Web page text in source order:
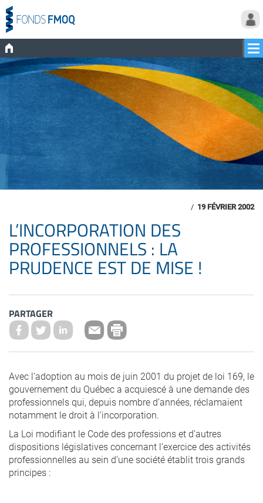
/ 19 FÉVRIER 2002
L’INCORPORATION DES
PROFESSIONNELS : LA
PRUDENCE EST DE MISE !
PARTAGER
Avec l’adoption au mois de juin 2001 du projet de loi 169, le
gouvernement du Québec a acquiescé à une demande des
professionnels qui, depuis nombre d’années, réclamaient
notamment le droit à l’incorporation.
La Loi modifiant le Code des professions et d’autres
dispositions législatives concernant l’exercice des activités
professionnelles au sein d’une société établit trois grands
principes :